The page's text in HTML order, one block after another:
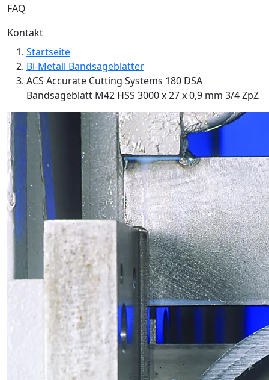
FAQ
Kontakt
Startseite
Bi-Metall Bandsägeblätter
ACS Accurate Cutting Systems 180 DSA
Bandsägeblatt M42 HSS 3000 x 27 x 0,9 mm 3/4 ZpZ